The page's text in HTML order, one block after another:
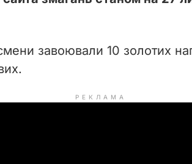
завоювали 10 золотих
РЕКЛАМА